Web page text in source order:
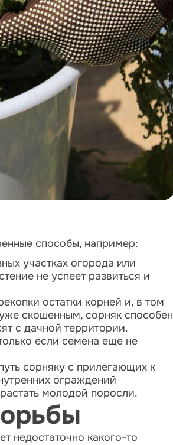
способы, например:
участках огорода или
не успеет развиться и
остатки корней и, в том
скошенным, сорняк способен
с дачной территории.
если семена еще не
сорняку с прилегающих к
ограждений
молодой поросли.
недостаточно какого-то